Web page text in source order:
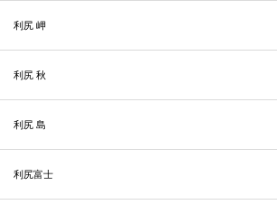
利尻 岬
利尻 秋
利尻 島
利尻富士